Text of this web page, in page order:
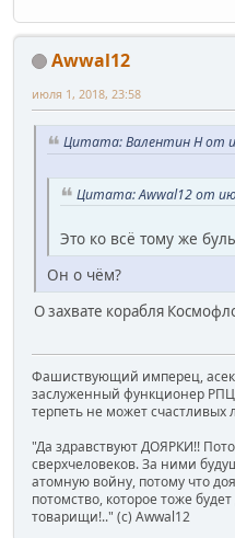
Awwal12
июля 1, 2018, 23:58
Цитата: Валентин Н от
Цитата: Awwal12 от
Это ко всё тому же
Он о чём?
О захвате корабля
Фашиствующий имперец,
заслуженный функционер
терпеть не может счастливых
"Да здравствуют ДОЯРКИ!!
сверхчеловеков. За ними
атомную войну, потому что
потомство, которое тоже
товарищи!.." (c) Awwal12